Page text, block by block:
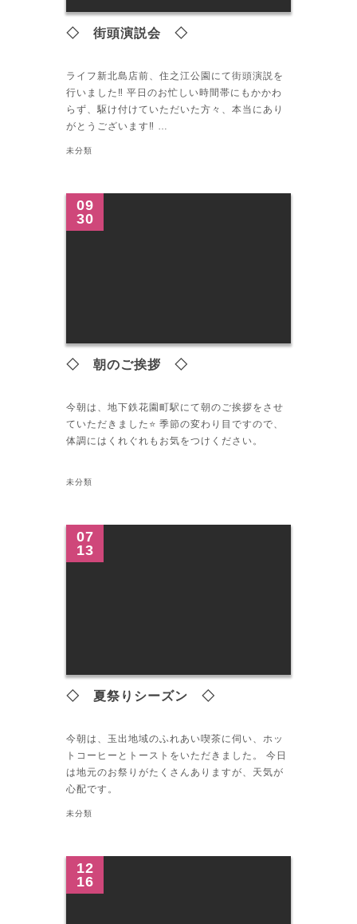
◇ 街頭演説会 ◇
ライフ新北島店前、住之江公園にて街頭演説を
行いました‼︎ 平日のお忙しい時間帯にもかかわ
らず、駆け付けていただいた方々、本当にあり
がとうございます‼︎ …
未分類
09
30
◇ 朝のご挨拶 ◇
今朝は、地下鉄花園町駅にて朝のご挨拶をさせ
ていただきました⭐️ 季節の変わり目ですので、
体調にはくれぐれもお気をつけください。
未分類
07
13
◇ 夏祭りシーズン ◇
今朝は、玉出地域のふれあい喫茶に伺い、ホッ
トコーヒーとトーストをいただきました。 今日
は地元のお祭りがたくさんありますが、天気が
心配です。
未分類
12
16